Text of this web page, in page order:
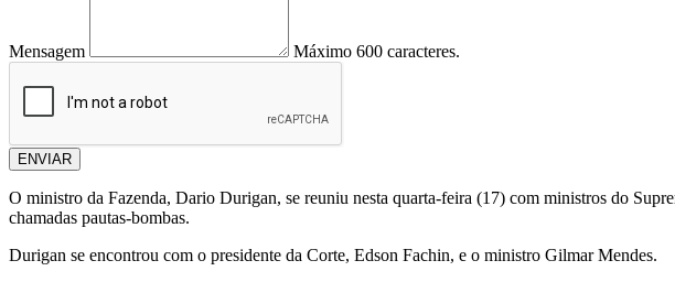
Mensagem Máximo 600 caracteres.
ENVIAR
O ministro da Fazenda, Dario Durigan, se reuniu nesta quarta-feira (17) com ministros do
chamadas pautas-bombas.
Durigan se encontrou com o presidente da Corte, Edson Fachin, e o ministro Gilmar Mendes.